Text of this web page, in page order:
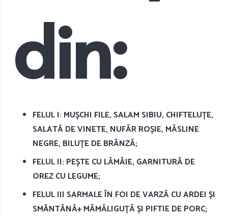
din:
FELUL I: MUȘCHI FILE, SALAM SIBIU, CHIFTELUȚE,
SALATĂ DE VINETE, NUFĂR ROȘIE, MĂSLINE
NEGRE, BILUȚE DE BRÂNZĂ;
FELUL II: PEȘTE CU LĂMÂIE, GARNITURĂ DE
OREZ CU LEGUME;
FELUL III SARMALE ÎN FOI DE VARZĂ CU ARDEI ȘI
SMÂNTÂNĂ+ MĂMĂLIGUȚĂ ȘI PIFTIE DE PORC;